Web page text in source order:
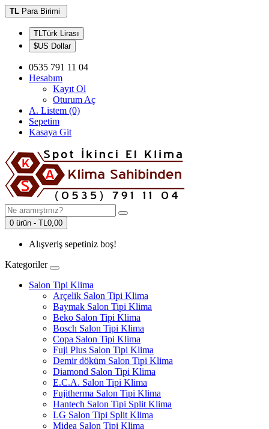
TL Para Birimi
TLTürk Lirası
$US Dollar
0535 791 11 04
Hesabım
Kayıt Ol
Oturum Aç
A. Listem (0)
Sepetim
Kasaya Git
0 ürün - TL0,00
Alışveriş sepetiniz boş!
Kategoriler
Salon Tipi Klima
Arçelik Salon Tipi Klima
Baymak Salon Tipi Klima
Beko Salon Tipi Klima
Bosch Salon Tipi Klima
Copa Salon Tipi Klima
Fuji Plus Salon Tipi Klima
Demir döküm Salon Tipi Klima
Diamond Salon Tipi Klima
E.C.A. Salon Tipi Klima
Fujitherma Salon Tipi Klima
Hantech Salon Tipi Split Klima
LG Salon Tipi Split Klima
Midea Salon Tipi Klima